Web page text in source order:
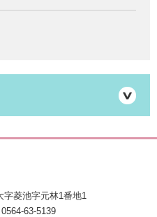
字菱池字元林1番地1
63-5139